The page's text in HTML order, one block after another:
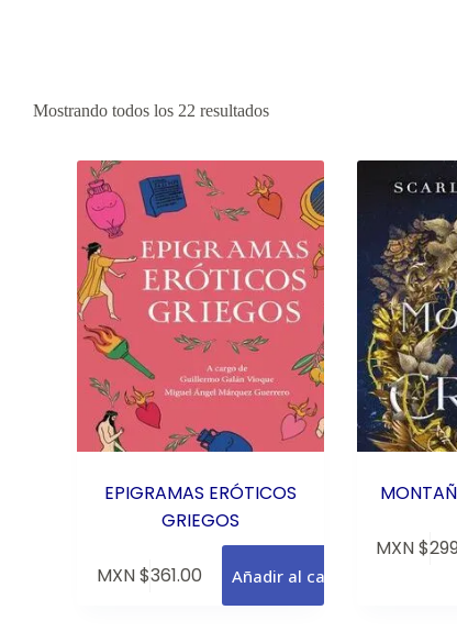
Mostrando todos los 22 resultados
EPIGRAMAS ERÓTICOS
GRIEGOS
MXN $361.00 Añadir al carrito
MXN $